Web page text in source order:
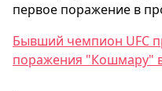
первое поражение в
Бывший чемпион UFC
поражения "Кошмару"